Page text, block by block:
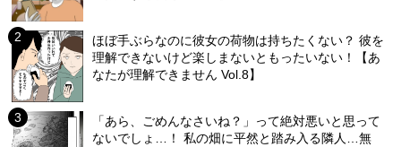
ほぼ手ぶらなのに彼女の荷物は持ちたくない？ 彼を
理解できないけど楽しまないともったいない！【あ
なたが理解できません Vol.8】
「あら、ごめんなさいね？」って絶対悪いと思って
ないでしょ…！ 私の畑に平然と踏み入る隣人…無